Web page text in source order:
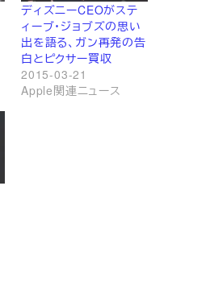
ディズニーCEOがステ
ィーブ・ジョブズの思い
出を語る、ガン再発の告
白とピクサー買収
2015-03-21
Apple関連ニュース